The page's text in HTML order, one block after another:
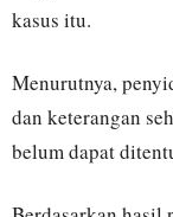
kasus itu.
Menurutnya,
dan keterangan
belum dapat